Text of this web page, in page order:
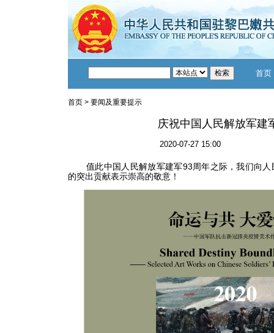
首页
首页 > 要闻及重要提示
庆祝中国人民解放军建
2020-07-27 15:00
值此中国人民解放军建军93周年之际，我们向人
的突出贡献表示崇高的敬意！